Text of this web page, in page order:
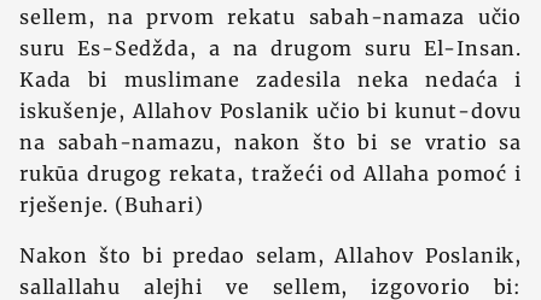
sellem, na prvom rekatu sabah-namaza učio
suru Es-Sedžda, a na drugom suru El-Insan.
Kada bi muslimane zadesila neka nedaća i
iskušenje, Allahov Poslanik učio bi kunut-dovu
na sabah-namazu, nakon što bi se vratio sa
rukūa drugog rekata, tražeći od Allaha pomoć i
rješenje. (Buhari)
Nakon što bi predao selam, Allahov Poslanik,
sallallahu alejhi ve sellem, izgovorio bi: